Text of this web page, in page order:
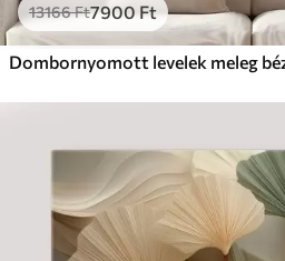
13166Ft7900 Ft